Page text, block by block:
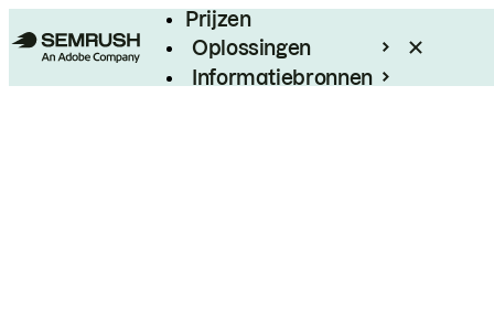
Prijzen
Oplossingen
Informatiebronnen